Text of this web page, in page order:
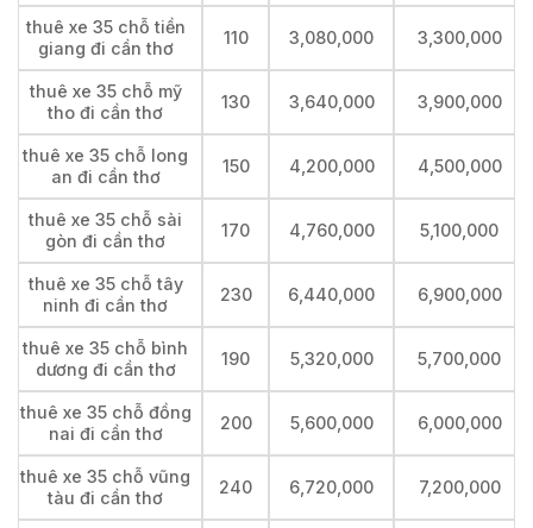
thuê xe 35 chỗ tiền
giang đi cần thơ
110 3,080,000 3,300,000
thuê xe 35 chỗ mỹ
tho đi cần thơ
130 3,640,000 3,900,000
thuê xe 35 chỗ long
an đi cần thơ
150 4,200,000 4,500,000
thuê xe 35 chỗ sài
gòn đi cần thơ
170 4,760,000 5,100,000
thuê xe 35 chỗ tây
ninh đi cần thơ
230 6,440,000 6,900,000
thuê xe 35 chỗ bình
dương đi cần thơ
190 5,320,000 5,700,000
thuê xe 35 chỗ đồng
nai đi cần thơ
200 5,600,000 6,000,000
thuê xe 35 chỗ vũng
tàu đi cần thơ
240 6,720,000 7,200,000